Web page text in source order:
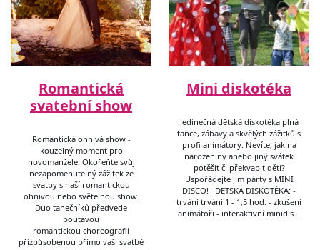
Romantická
svatební show
Romantická ohnivá show -
kouzelný moment pro
novomanžele. Okořeňte svůj
nezapomenutelný zážitek ze
svatby s naší romantickou
ohnivou nebo světelnou show.
Duo tanečníků předvede
poutavou
romantickou choreografii
přizpůsobenou přímo vaší svatbě
Mini diskotéka
Jedinečná dětská diskotéka plná
tance, zábavy a skvělých zážitků s
profi animátory. Nevíte, jak na
narozeniny anebo jiný svátek
potěšit či překvapit děti?
Uspořádejte jim párty s MINI
DISCO! DETSKÁ DISKOTÉKA: -
trvání trvání 1 - 1,5 hod. - zkušení
animátoři - interaktivní minidis…